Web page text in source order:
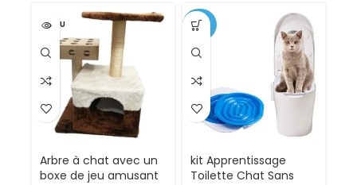
VENDU
Arbre à chat avec un
boxe de jeu amusant
-34%
kit Apprentissage
Toilette Chat Sans